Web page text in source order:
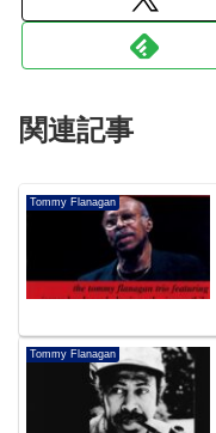
関連記事
Tommy Flanagan
Tommy Flanagan